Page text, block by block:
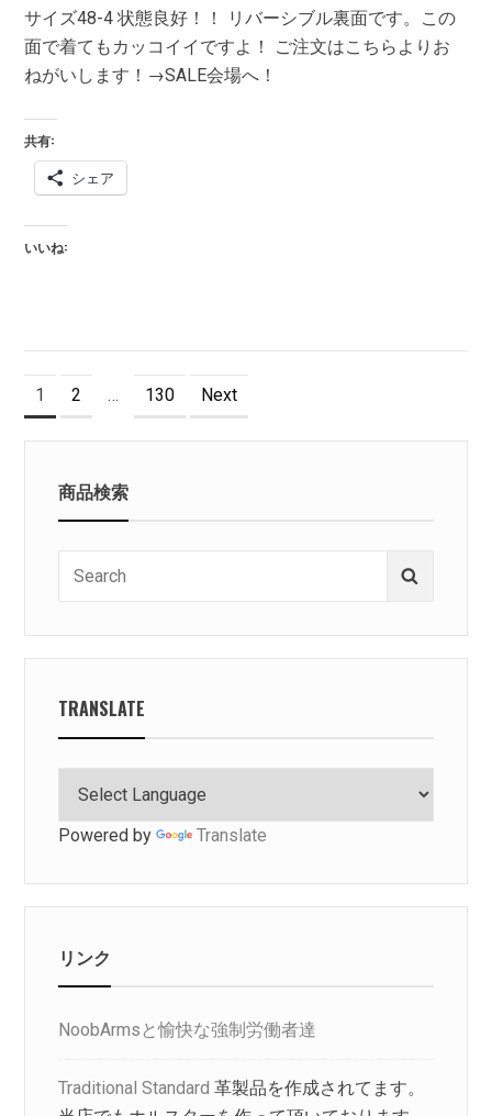
サイズ48-4 状態良好！！ リバーシブル裏面です。この
面で着てもカッコイイですよ！ ご注文はこちらよりお
ねがいします！→SALE会場へ！
共有:
シェア
いいね:
投
稿
の
ペ
送
Page
1 Page
2 … Page
130 Next
商品検索
TRANSLATE
Powered by Translate
リンク
NoobArmsと愉快な強制労働者達
Traditional Standard 革製品を作成されてます。